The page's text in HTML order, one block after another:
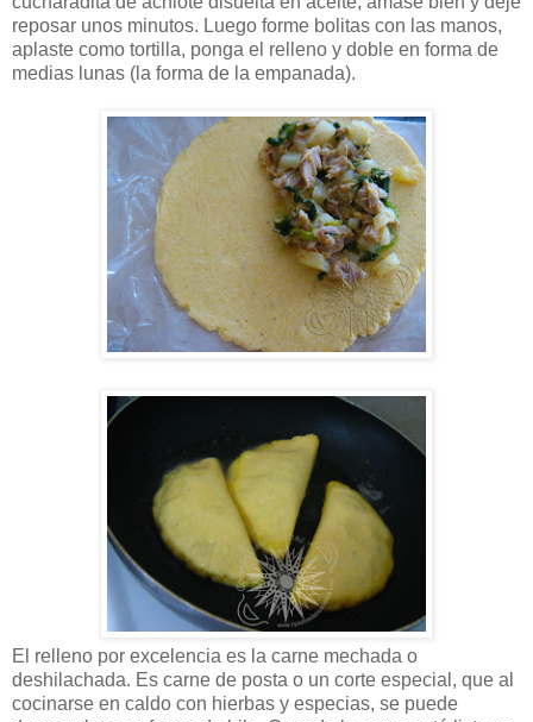
reposar unos minutos. Luego forme bolitas con las manos,
aplaste como tortilla, ponga el relleno y doble en forma de
medias lunas (la forma de la empanada).
El relleno por excelencia es la carne mechada o
deshilachada. Es carne de posta o un corte especial, que al
cocinarse en caldo con hierbas y especias, se puede